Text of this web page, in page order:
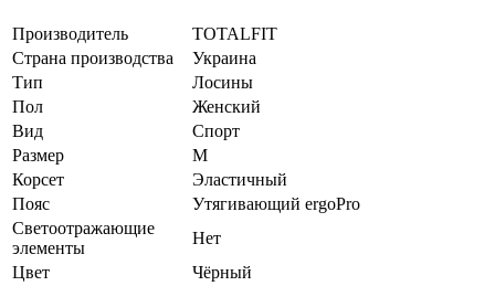
Производитель
TOTALFIT
Страна производства
Украина
Тип
Лосины
Пол
Женский
Вид
Спорт
Размер
M
Корсет
Эластичный
Пояс
Утягивающий ergoPro
Светоотражающие
элементы
Нет
Цвет
Чёрный